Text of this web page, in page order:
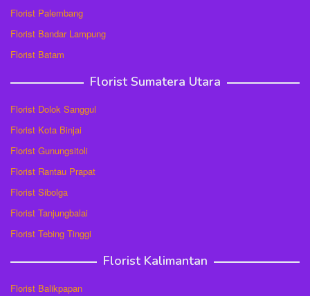
Florist Palembang
Florist Bandar Lampung
Florist Batam
Florist Sumatera Utara
Florist Dolok Sanggul
Florist Kota Binjai
Florist Gunungsitoli
Florist Rantau Prapat
Florist Sibolga
Florist Tanjungbalai
Florist Tebing Tinggi
Florist Kalimantan
Florist Balikpapan